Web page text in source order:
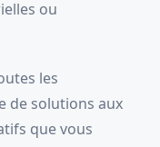
ou
les
de solutions aux
que vous